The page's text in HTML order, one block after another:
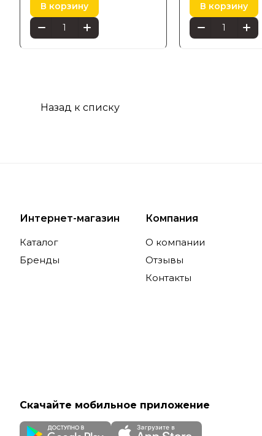
В корзину В корзину
Назад к списку
Интернет-магазин
Каталог
Бренды
Компания
О компании
Отзывы
Контакты
Скачайте мобильное приложение